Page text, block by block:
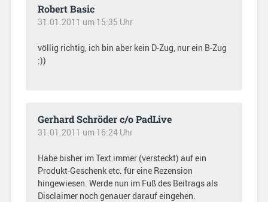
Robert Basic
31.01.2011 um 15:35 Uhr
völlig richtig, ich bin aber kein D-Zug, nur ein B-Zug
:))
Gerhard Schröder c/o PadLive
31.01.2011 um 16:24 Uhr
Habe bisher im Text immer (versteckt) auf ein
Produkt-Geschenk etc. für eine Rezension
hingewiesen. Werde nun im Fuß des Beitrags als
Disclaimer noch genauer darauf eingehen.